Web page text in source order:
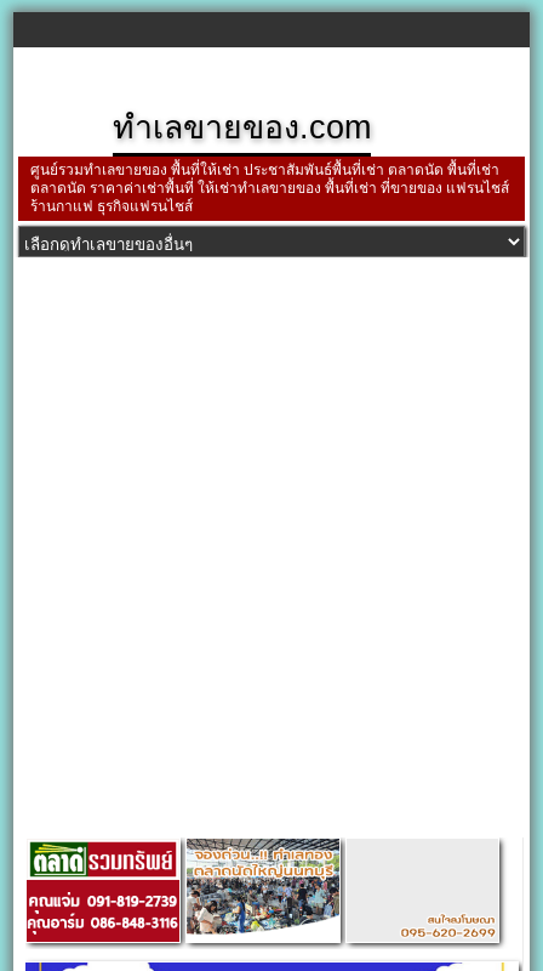
ทำเลขายของ.com
ศูนย์รวมทำเลขายของ พื้นที่ให้เช่า ประชาสัมพันธ์พื้นที่เช่า ตลาดนัด พื้นที่เช่า
ตลาดนัด ราคาค่าเช่าพื้นที่ ให้เช่าทำเลขายของ พื้นที่เช่า ที่ขายของ แฟรนไชส์
ร้านกาแฟ ธุรกิจแฟรนไชส์